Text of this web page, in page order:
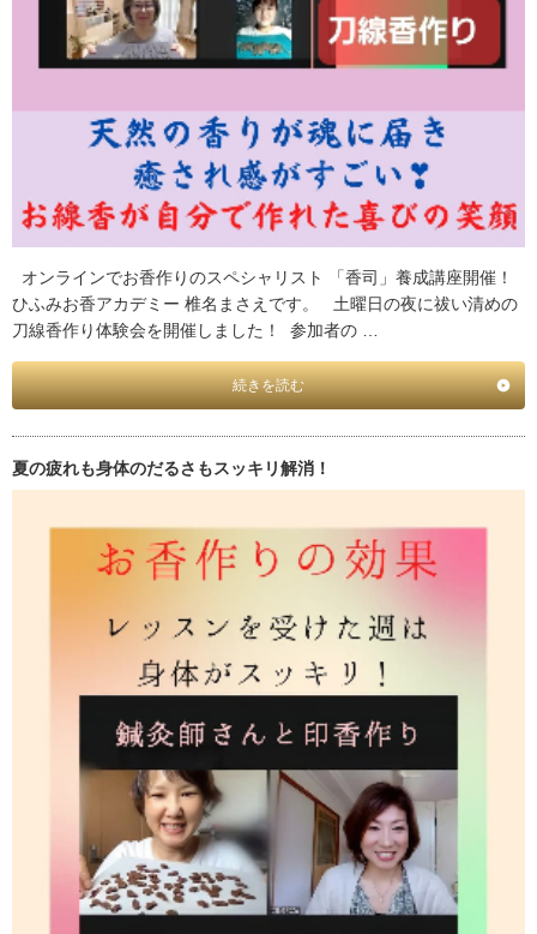
オンラインでお香作りのスペシャリスト 「香司」養成講座開催！
ひふみお香アカデミー 椎名まさえです。 土曜日の夜に祓い清めの
刀線香作り体験会を開催しました！ 参加者の …
続きを読む
夏の疲れも身体のだるさもスッキリ解消！